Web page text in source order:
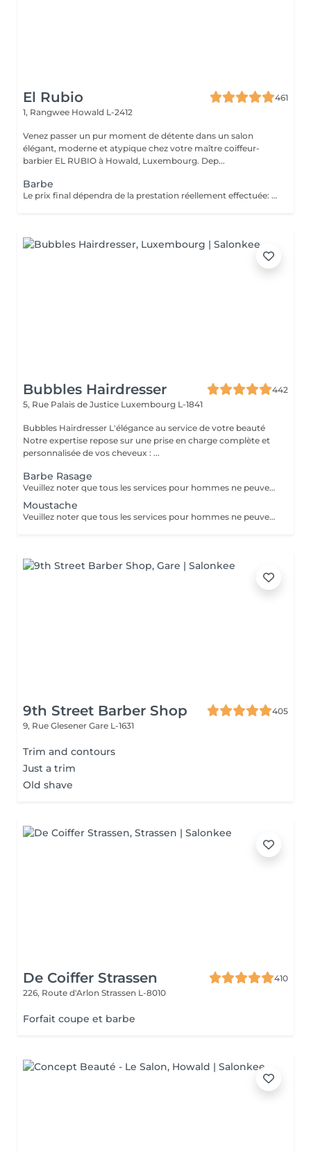
El Rubio
461
1, Rangwee Howald L-2412
Venez passer un pur moment de détente dans un salon
élégant, moderne et atypique chez votre maître coiffeur-
barbier EL RUBIO à Howald, Luxembourg. Dep...
Barbe
Le prix final dépendra de la prestation réellement effectuée: Taille barbe : 26 EUR Taille barbe avec rasage contours : 32.5 EUR Rasage complet avec soins : 32.5 EUR
Bubbles Hairdresser
442
5, Rue Palais de Justice Luxembourg L-1841
Bubbles Hairdresser L'élégance au service de votre beauté
Notre expertise repose sur une prise en charge complète et
personnalisée de vos cheveux : ...
Barbe Rasage
Veuillez noter que tous les services pour hommes ne peuvent PAS être réservés en ligne. Merci d'appeler ou de passer pour réserver ces derniers. Quiconque ne respecte pas cela et réserve un service pour femme à la place ou utilise le compte d'une femme pour bloquer du temps pour le service d'un homme sera bloqué de toutes les réservations futures.
Moustache
Veuillez noter que tous les services pour hommes ne peuvent PAS être réservés en ligne. Merci d'appeler ou de passer pour réserver ces derniers. Quiconque ne respecte pas cela et réserve un service pour femme à la place ou utilise le compte d'une femme pour bloquer du temps pour le service d'un homme sera bloqué de toutes les réservations futures.
9th Street Barber Shop
405
9, Rue Glesener Gare L-1631
Trim and contours
Just a trim
Old shave
De Coiffer Strassen
410
226, Route d'Arlon Strassen L-8010
Forfait coupe et barbe